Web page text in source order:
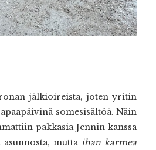
jälkioireista, joten yritin
somesisältöä. Näin
pakkasia Jennin kanssa
mutta ihan karmea